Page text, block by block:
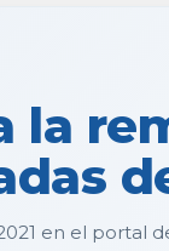
la
en el portal